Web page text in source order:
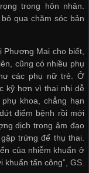
trong hôn nhân.
qua chăm sóc bản
Mai cho biết,
cũng có nhiều phụ
các phụ nữ trẻ. Ở
kỹ hơn vì thai nhi dễ
khoa, chẳng hạn
điểm bệnh rồi mới
dịch trong âm đạo
trứng để thụ thai.
của nhiễm khuẩn ở
tấn công”, GS.